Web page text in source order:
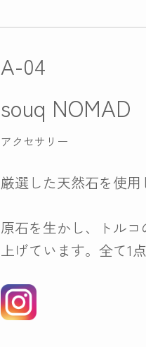
A-04
souq
アクセサリー
厳選した天然石を使
原石を生かし、トル
上げています。全て1点